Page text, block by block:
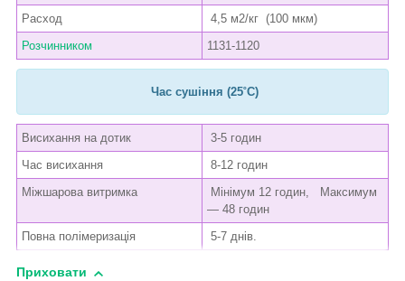
Расход
4,5 м2/кг (100 мкм)
Розчинником
1131-1120
Час сушіння (25˚C)
Висихання на дотик
3-5 годин
Час висихання
8-12 годин
Міжшарова витримка
Мінімум 12 годин, Максимум
— 48 годин
Повна полімеризація
5-7 днів.
Приховати